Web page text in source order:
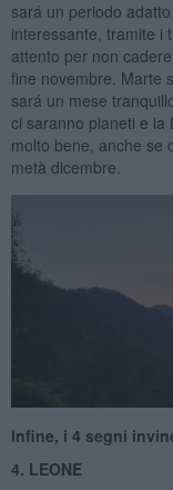
sará un periodo
interessante, tramite i
attento per non
fine novembre. Marte
sará un mese
ci saranno pianeti e la
molto bene, anche se
metà dicembre.
Infine, i 4 segni
4. LEONE